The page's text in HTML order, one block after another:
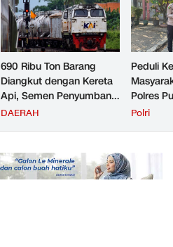
690 Ribu Ton Barang
Diangkut dengan Kereta
Api, Semen Penyumbang
Volume Terbesar
Semester 1 Tahun 2026
DAERAH
Peduli
Polres
Jemput
Polri